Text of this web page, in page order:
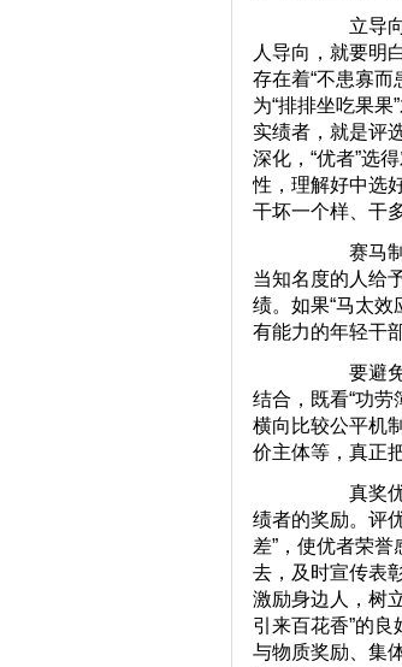
立导向，
人导向，就要明
存在着“不患寡而
为“排排坐吃果果
实绩者，就是评
深化，“优者”选
性，理解好中选
干坏一个样、干
赛马制，
当知名度的人给
绩。如果“马太效
有能力的年轻干
要避免评
结合，既看“功劳
横向比较公平机
价主体等，真正
真奖优，
绩者的奖励。评
差”，使优者荣誉
去，及时宣传表
激励身边人，树
引来百花香”的
与物质奖励、集